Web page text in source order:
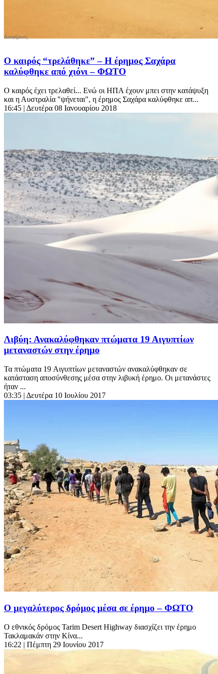
Ο καιρός “τρελάθηκε” – Η έρημος Σαχάρα
καλύφθηκε από χιόνι – ΦΩΤΟ
Ο καιρός έχει τρελαθεί... Ενώ οι ΗΠΑ έχουν μπει στην κατάψυξη
και η Αυστραλία "ψήνεται", η έρημος Σαχάρα καλύφθηκε απ...
16:45 | Δευτέρα 08 Ιανουαρίου 2018
Λιβύη: Ανακαλύφθηκαν πτώματα 19 Αιγυπτίων
μεταναστών στην έρημο
Τα πτώματα 19 Aιγυπτίων μεταναστών ανακαλύφθηκαν σε
κατάσταση αποσύνθεσης μέσα στην λιβυκή έρημο. Οι μετανάστες
ήταν ...
03:35 | Δευτέρα 10 Ιουλίου 2017
Ο μεγαλύτερος δρόμος μέσα σε έρημο – ΦΩΤΟ
Ο εθνικός δρόμος Tarim Desert Highway διασχίζει την έρημο
Τακλαμακάν στην Κίνα...
16:22 | Πέμπτη 29 Ιουνίου 2017